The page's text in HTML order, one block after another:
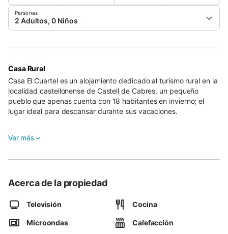
Personas
2 Adultos, 0 Niños
Casa Rural
Casa El Cuartel es un alojamiento dedicado al turismo rural en la
localidad castellonense de Castell de Cabres, un pequeño
pueblo que apenas cuenta con 18 habitantes en invierno; el
lugar ideal para descansar durante sus vacaciones.
habitación doble, una de matrimonio, otra individual y un sofá-
su encanto rural único.
22 kilómetros de la bella localidad de Morella.
Ver más
Acerca de la propiedad
Televisión Cocina
Microondas Calefacción